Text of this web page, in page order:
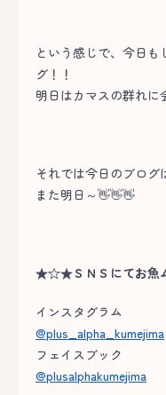
という感じで、今日
グ！！
明日はカマスの群れ
それでは今日のブログ
また明日～👋👋👋
★☆★ＳＮＳにてお魚
インスタグラム
@plus_alpha_kumejima
フェイスブック
@plusalphakumejima